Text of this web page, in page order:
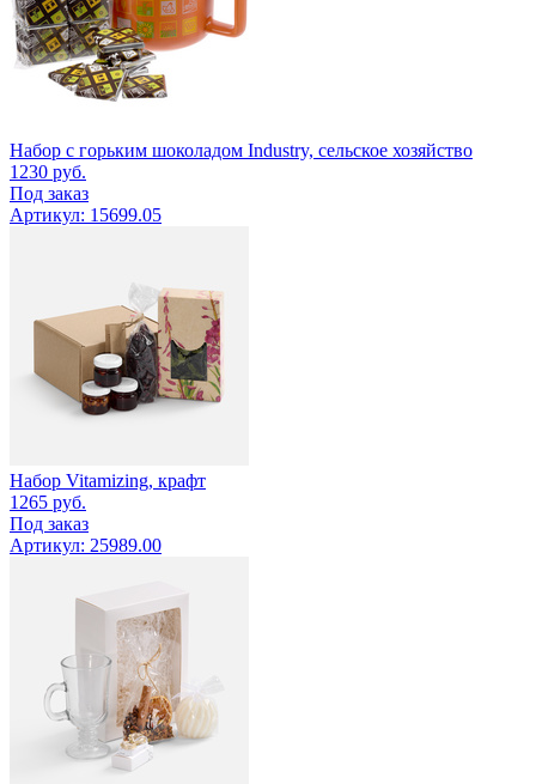
Набор с горьким шоколадом Industry, сельское хозяйство
1230 руб.
Под заказ
Артикул: 15699.05
Набор Vitamizing, крафт
1265 руб.
Под заказ
Артикул: 25989.00